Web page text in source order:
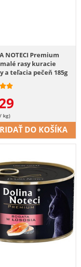
NOTECI Premium
rasy kuracie
a teľacia pečeň 185g
kg)
DO KOŠÍKA